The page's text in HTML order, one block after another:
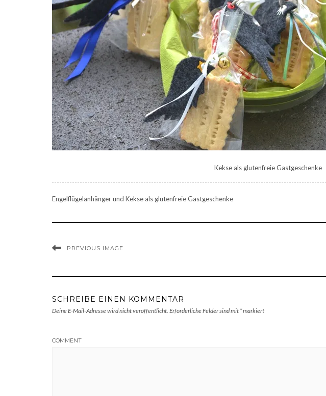
Kekse als glutenfreie Gastgeschenke
Engelflügelanhänger und Kekse als glutenfreie Gastgeschenke
PREVIOUS IMAGE
SCHREIBE EINEN KOMMENTAR
Deine E-Mail-Adresse wird nicht veröffentlicht. Erforderliche Felder sind mit *markiert
COMMENT